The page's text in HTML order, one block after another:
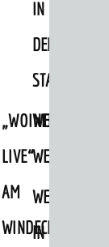
IN
DEN
STADTTEILEN
„WOINEM
LIVE“
AM
WINDECKPLATZ
WEINHEIMER
IN